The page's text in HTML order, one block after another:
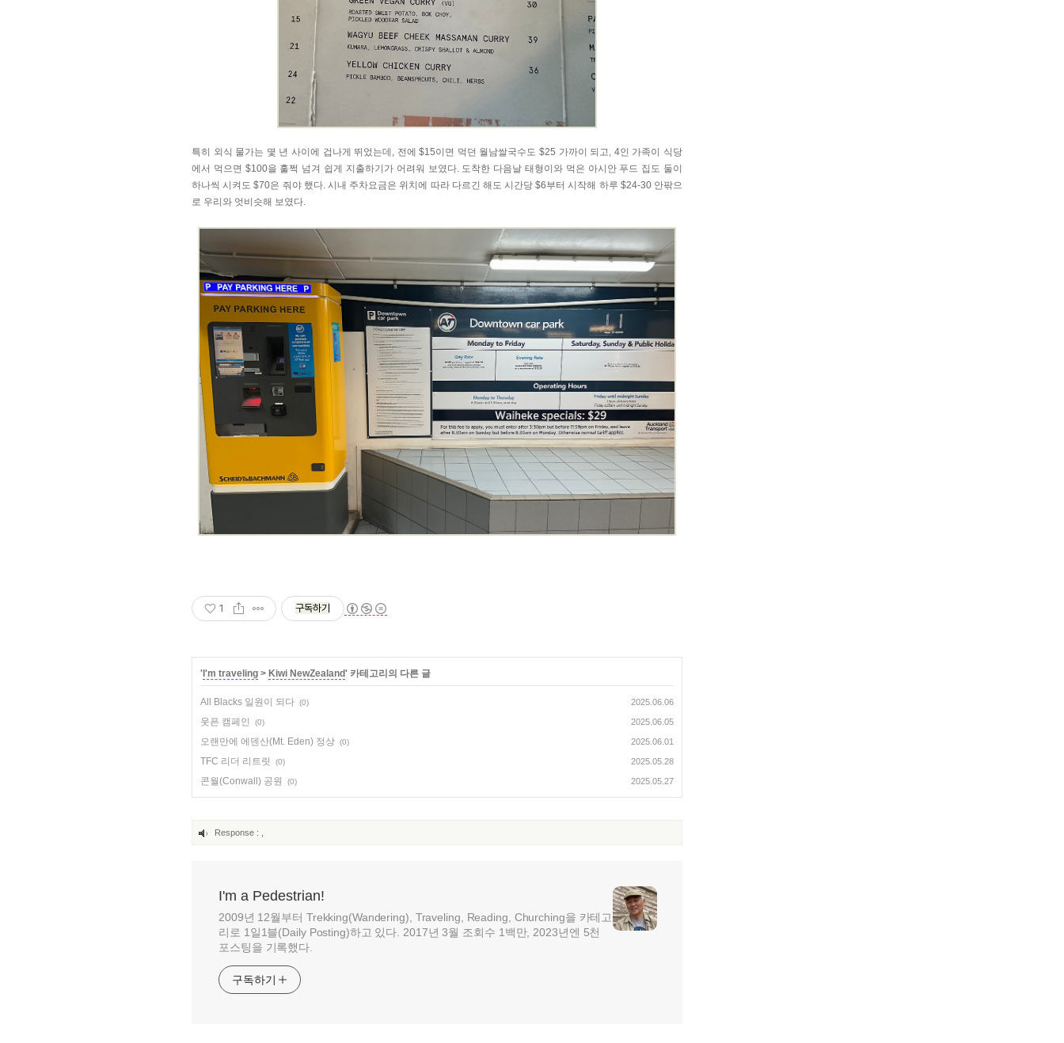
특히 외식 물가는 몇 년 사이에 겁나게 뛰었는데, 전에 $15이면 먹던 월남쌀국수도 $25 가까이 되고, 4인 가족이 식당
에서 먹으면 $100을 훌쩍 넘겨 쉽게 지출하기가 어려워 보였다. 도착한 다음날 태형이와 먹은 아시안 푸드 집도 둘이
하나씩 시켜도 $70은 줘야 했다. 시내 주차요금은 위치에 따라 다르긴 해도 시간당 $6부터 시작해 하루 $24-30 안팎으
로 우리와 엇비슷해 보였다.
1 구독하기
'I'm traveling > Kiwi NewZealand' 카테고리의 다른 글
All Blacks 일원이 되다 (0) 2025.06.06
웃픈 캠페인 (0) 2025.06.05
오랜만에 에덴산(Mt. Eden) 정상 (0) 2025.06.01
TFC 리더 리트릿 (0) 2025.05.28
콘월(Conwall) 공원 (0) 2025.05.27
Response :
I'm a Pedestrian!
2009년 12월부터 Trekking(Wandering), Traveling, Reading, Churching을 카테고
리로 1일1블(Daily Posting)하고 있다. 2017년 3월 조회수 1백만, 2023년엔 5천
포스팅을 기록했다.
구독하기